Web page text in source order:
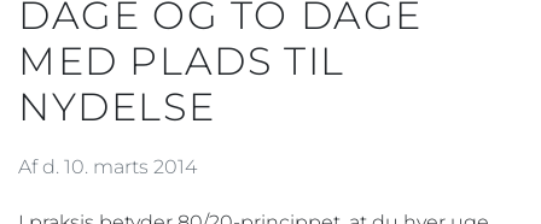
DAGE OG TO DAGE
MED PLADS TIL
NYDELSE
Af d. 10. marts 2014